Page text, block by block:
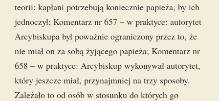
teorii: kapłani potrzebują koniecznie papieża, by ich
jednoczył; Komentarz nr 657 – w praktyce: autorytet
Arcybiskupa był poważnie ograniczony przez to, że
nie miał on za sobą żyjącego papieża; Komentarz nr
658 – w praktyce: Arcybiskup wykonywał autorytet,
który jeszcze miał, przynajmniej na trzy sposoby.
Zależało to od osób w stosunku do których go